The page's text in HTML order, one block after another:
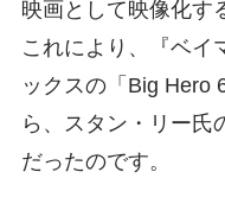
映画として映像化す
これにより、『ベイ
ックスの「Big Hero
ら、スタン・リー氏
だったのです。